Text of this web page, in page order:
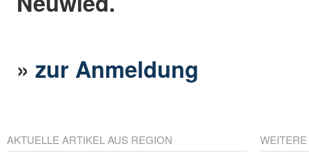
»zur Anmeldung
AKTUELLE ARTIKEL AUS REGION